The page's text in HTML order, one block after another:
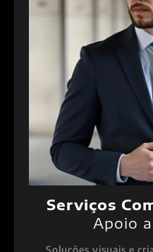
Serviços
Apoio
Soluções visuais e